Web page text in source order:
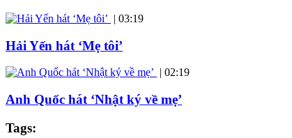
| 03:19
Hải Yến hát ‘Mẹ tôi’
| 02:19
Anh Quốc hát ‘Nhật ký về mẹ’
Tags: